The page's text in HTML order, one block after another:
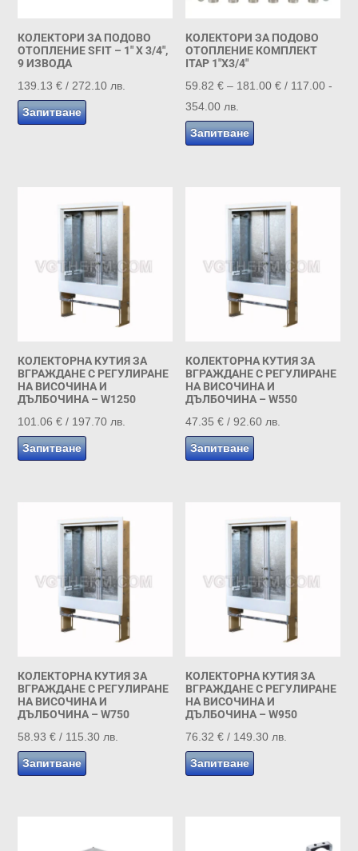
КОЛЕКТОРИ ЗА ПОДОВО
ОТОПЛЕНИЕ SFIT – 1″ X 3/4″,
9 ИЗВОДА
139.13€ / 272.10 лв.
Запитване
КОЛЕКТОРИ ЗА ПОДОВО
ОТОПЛЕНИЕ КОМПЛЕКТ
ITAP 1″Х3/4″
59.82€ – 181.00€Price
/ 117.00 -
354.00 лв.
Запитване
КОЛЕКТОРНА КУТИЯ ЗА
ВГРАЖДАНЕ С РЕГУЛИРАНЕ
НА ВИСОЧИНА И
ДЪЛБОЧИНА – W1250
101.06€ / 197.70 лв.
Запитване
КОЛЕКТОРНА КУТИЯ ЗА
ВГРАЖДАНЕ С РЕГУЛИРАНЕ
НА ВИСОЧИНА И
ДЪЛБОЧИНА – W550
47.35€ / 92.60 лв.
Запитване
КОЛЕКТОРНА КУТИЯ ЗА
ВГРАЖДАНЕ С РЕГУЛИРАНЕ
НА ВИСОЧИНА И
ДЪЛБОЧИНА – W750
58.93€ / 115.30 лв.
Запитване
КОЛЕКТОРНА КУТИЯ ЗА
ВГРАЖДАНЕ С РЕГУЛИРАНЕ
НА ВИСОЧИНА И
ДЪЛБОЧИНА – W950
76.32€ / 149.30 лв.
Запитване